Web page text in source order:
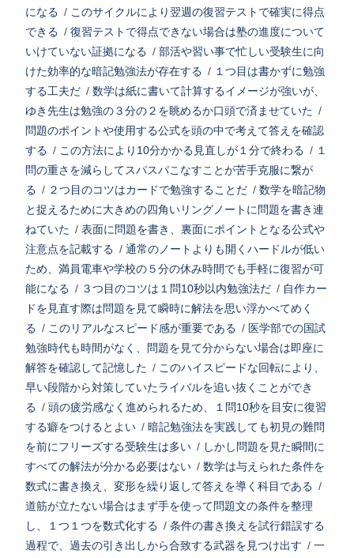
になる / このサイクルにより翌週の復習テストで確実に得点
できる / 復習テストで得点できない場合は塾の進度について
いけていない証拠になる / 部活や習い事で忙しい受験生に向
けた効率的な暗記勉強法が存在する / １つ目は書かずに勉強
する工夫だ / 数学は紙に書いて計算するイメージが強いが、
ゆき先生は勉強の３分の２を眺めるか口頭で済ませていた /
問題のポイントや使用する公式を頭の中で考えて答えを確認
する / この方法により10分かかる見直しが１分で終わる / １
問の重さを減らしてスパスパこなすことが苦手克服に繋が
る / ２つ目のコツはカードで勉強することだ / 数学を暗記物
と捉えるために大きめの四角いリングノートに問題を書き連
ねていた / 表面に問題を書き、裏面にポイントとなる公式や
注意点を記載する / 通常のノートよりも開くハードルが低い
ため、満員電車や学校の５分の休み時間でも手軽に復習が可
能になる / ３つ目のコツは１問10秒以内勉強法だ / 自作カー
ドを見直す際は問題を見て瞬時に解法を思い浮かべてめく
る / このリアルなスピード感が重要である / 医学部での国試
勉強時代も時間がなく、問題を見て分からない場合は即座に
解答を確認して記憶した / このハイスピードな回転により、
早い段階から対策していたライバルを追い抜くことができ
る / 頭の疲労感なく進められるため、１問10秒を目安に復習
する癖をつけるとよい / 暗記勉強法を実践しても初見の難問
を前にフリーズする受験生は多い / しかし問題を見た瞬間に
すべての解法が分かる必要はない / 数学は与えられた条件を
数式に書き換え、変形を繰り返して答えを導く科目である /
道筋が立たない場合はまず手を使って問題文の条件を整理
し、１つ１つを数式化する / 条件の書き換えを試行錯誤する
過程で、過去の引き出しから合致する武器を見つけ出す / 一